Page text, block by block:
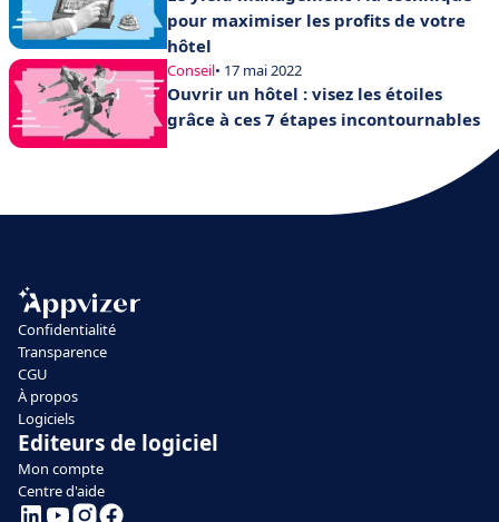
pour maximiser les profits de votre
hôtel
Conseil• 17 mai 2022
Ouvrir un hôtel : visez les étoiles
grâce à ces 7 étapes incontournables
Confidentialité
Transparence
CGU
À propos
Logiciels
Editeurs de logiciel
Mon compte
Centre d'aide